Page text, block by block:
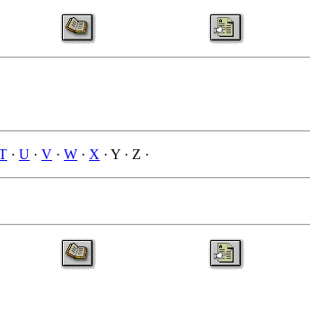
· U · V · W · X · Y · Z ·